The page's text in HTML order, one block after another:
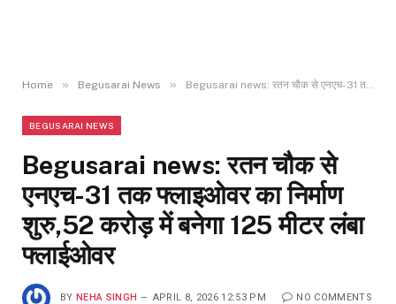
Home » Begusarai News » Begusarai news: रतन चौक से एनएच-31 तक फ्लाइओवर का निर्माण शुरु,52 करोड़ में बनेगा 125 मीटर लंबा फ्लाईओवर
BEGUSARAI NEWS
Begusarai news: रतन चौक से
एनएच-31 तक फ्लाइओवर का निर्माण
शुरु,52 करोड़ में बनेगा 125 मीटर लंबा
फ्लाईओवर
BY NEHA SINGH APRIL 8, 2026 12:53 PM NO COMMENTS